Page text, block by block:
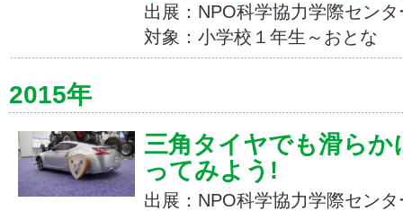
出展：NPO科学協力学際センタ
対象：小学校１年生～おとな
2015年
三角タイヤでも滑らか
ってみよう!
出展：NPO科学協力学際センタ